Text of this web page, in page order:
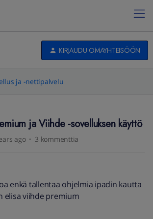
KIRJAUDU OMAYHTEISÖÖN
ja -nettipalvelu
ja Viihde -sovelluksen käyttö
ago 3 kommenttia
enkä tallentaa ohjelmia ipadin kautta
elisa viihde premium